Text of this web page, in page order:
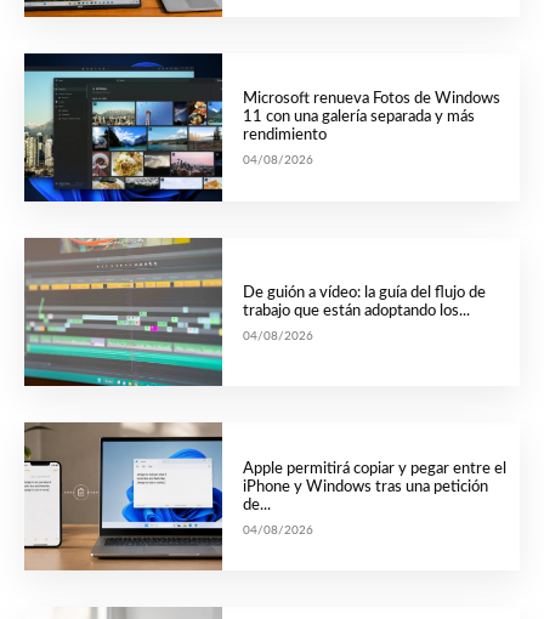
Microsoft renueva Fotos de Windows
11 con una galería separada y más
rendimiento
04/08/2026
De guión a vídeo: la guía del flujo de
trabajo que están adoptando los...
04/08/2026
Apple permitirá copiar y pegar entre el
iPhone y Windows tras una petición
de...
04/08/2026